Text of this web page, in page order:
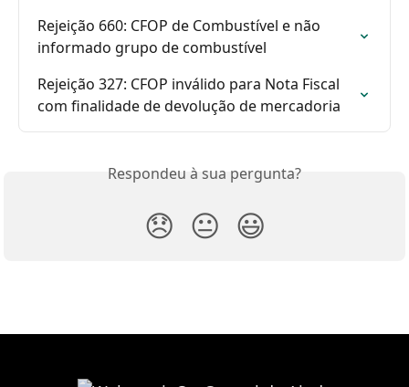
Rejeição 660: CFOP de Combustível e não
informado grupo de combustível
Rejeição 327: CFOP inválido para Nota Fiscal
com finalidade de devolução de mercadoria
Respondeu à sua pergunta?
😞 😐 😃